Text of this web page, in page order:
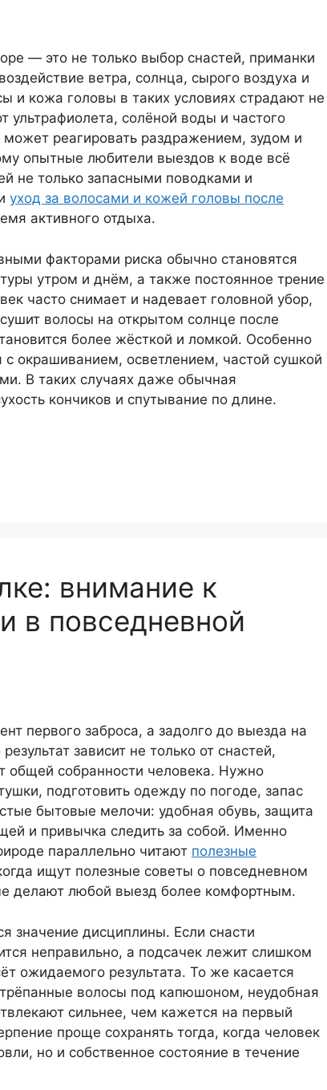
— это не только выбор снастей, приманки
ветра, солнца, сырого воздуха и
и кожа головы в таких условиях страдают не
солёной воды и частого
реагировать раздражением, зудом и
опытные любители выездов к воде всё
не только запасными поводками и
уход за волосами и кожей головы после
активного отдыха.
факторами риска обычно становятся
утром и днём, а также постоянное трение
часто снимает и надевает головной убор,
волосы на открытом солнце после
более жёсткой и ломкой. Особенно
с окрашиванием, осветлением, частой сушкой
В таких случаях даже обычная
кончиков и спутывание по длине.
внимание к
в повседневной
первого заброса, а задолго до выезда на
зависит не только от снастей,
общей собранности человека. Нужно
подготовить одежду по погоде, запас
бытовые мелочи: удобная обувь, защита
и привычка следить за собой. Именно
параллельно читают полезные
ищут полезные советы о повседневном
делают любой выезд более комфортным.
значение дисциплины. Если снасти
неправильно, а подсачек лежит слишком
ожидаемого результата. То же касается
волосы под капюшоном, неудобная
сильнее, чем кажется на первый
проще сохранять тогда, когда человек
но и собственное состояние в течение